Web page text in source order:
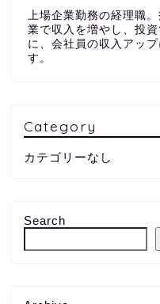
上場企業勤務の経理職
業で収入を増やし、投
に、会社員の収入アッ
す。
Category
カテゴリーなし
Search